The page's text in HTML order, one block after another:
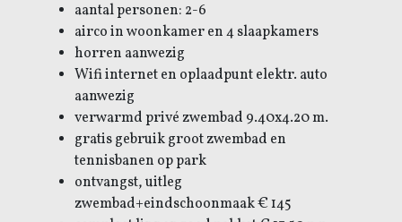
aantal personen: 2-6
airco in woonkamer en 4 slaapkamers
horren aanwezig
Wifi internet en oplaadpunt elektr. auto
aanwezig
verwarmd privé zwembad 9.40x4.20 m.
gratis gebruik groot zwembad en
tennisbanen op park
ontvangst, uitleg
zwembad+eindschoonmaak € 145